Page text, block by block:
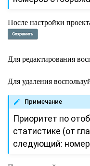
После настройки
Для редактирования
Для удаления
Примечание
Приоритет по
статистике (от
следующий: номер